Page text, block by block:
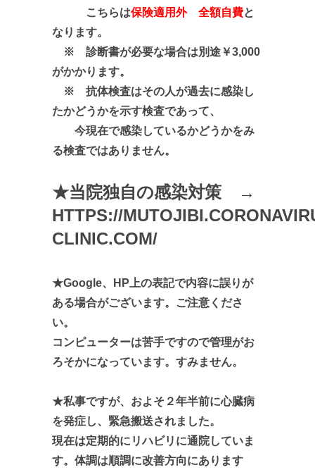
こちらは保険適用外 全額自費と
なります。
※ 診断書が必要な場合は別途￥3,000
がかかります。
※ 抗体検査はその人が過去に感染し
たかどうかを示す検査であって、
今現在で感染しているかどうかをみ
る検査ではありません。
★当院独自の感染対策 →
HTTPS://
CLINIC.COM/
★Google、HP上の表記で内容に誤りが
ある場合がございます。ご注意くださ
い。
コンピューターは苦手ですので管理がお
ろそかになっています。すみません。
★私事ですが、およそ２年半前に心臓病
を発症し、緊急搬送されました。
現在は定期的にリハビリに通院していま
す。体調は順調に改善方向にあります